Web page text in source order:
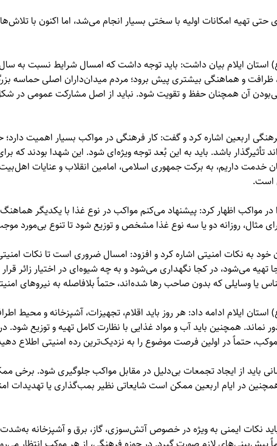
حتی تهیه امکانات اولیه با سختی بسیار انجام می‌شد، اما اکنون با
(ع) استان ایلام بیان داشت: باید توجه داشت که امسال شرایط نسبت به
ظرافت و هماهنگی بیشتری پیش برود؛ مردم میدان‌داران اصلی حماسه
آن همچنان حفظ و تقویت شود. نباید از اصل مشارکت عمومی در
اربعین اشاره کرد و گفت: کار فرهنگی در مواکب بسیار اهمیت
تأثیرگذار باشد. باید به این بُعد توجه ویژه‌ای شود. این شهدا بودند که
خدمت داریم، به برکت جمهوری اسلامی، امامین انقلاب و عنایات
است.
مواکب اظهار کرد: پیشنهاد می‌کنم مواکب در نوع غذا با یکدیگر
مثال، روزانه دو یا سه نوع غذا مشخص و توزیع شود تا تنوع بی‌مورد
به نکات امنیتی اشاره کرد و افزود: امسال ضروری است تا نکات
تهیه می‌شود، در کجا نگهداری می‌شود و به چه شیوه‌ای در اختیار زائر
یا وسایلی که بدون صاحب رها شده‌اند، حتماً بلافاصله به نیروهای
استان ایلام ادامه داد: هر روز باید اقلام، تجهیزات، آشپزخانه و محیط
همچنین باید آب و مواد غذایی با نظارت کامل تهیه و توزیع شود.
حتماً در اولین فرصت موضوع را به نزدیک‌ترین رده امنیتی اطلاع
باید از ایجاد تجمعات بی‌دلیل در مقابل مواکب جلوگیری شود. برخی
در ایام اربعین ممکن است شایعاتی نظیر بمب‌گذاری یا تهدیدات
نکات ایمنی به ویژه در خصوص آتش‌سوزی، گاز، برق و آشپزخانه